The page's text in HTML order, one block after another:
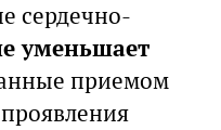
сердечно-
уменьшает
приемом
проявления